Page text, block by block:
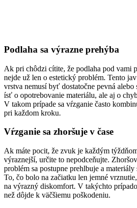
Podlaha sa výrazne prehýba
Ak pri chôdzi cítite, že podlaha pod vami
nejde už len o estetický problém. Tento
vrstva nemusí byť dostatočne pevná
ísť o opotrebovanie materiálu, ale aj o
V takom prípade sa vŕzganie často
pri každom kroku.
Vŕzganie sa zhoršuje v čase
Ak máte pocit, že zvuk je každým
výraznejší, určite to nepodceňujte.
problém sa postupne prehlbuje a
To, čo bolo na začiatku len jemné
na výrazný diskomfort. V takýchto
než dôjde k väčšiemu poškodeniu.